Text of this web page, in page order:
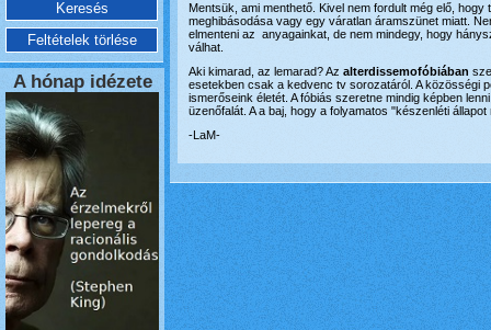
A hónap idézete
Mentsük, ami menthető. Kivel nem fordult még elő,
meghibásodása vagy egy váratlan áramszünet miatt.
elmenteni az anyagainkat, de nem mindegy, hogy
válhat.
Aki kimarad, az lemarad? Az alterdissemofóbiában
esetekben csak a kedvenc tv sorozatáról. A közösségi
ismerőseink életét. A fóbiás szeretne mindig képben
üzenőfalát. A a baj, hogy a folyamatos "készenléti
-LaM-